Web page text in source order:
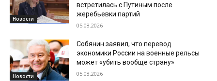
Новости
встретилась с Путиным после
жеребьевки партий
05.08.2026
Новости
Собянин заявил, что перевод
экономики России на военные рельсы
может «убить вообще страну»
05.08.2026